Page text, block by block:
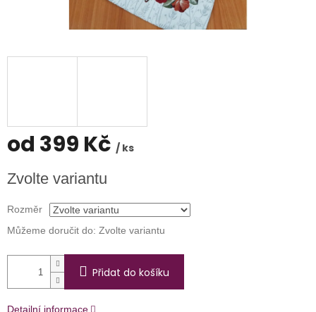
od 399 Kč / ks
cena:
Zvolte variantu
Rozměr
Můžeme doručit do: Zvolte variantu
Přidat do košíku
Detailní informace